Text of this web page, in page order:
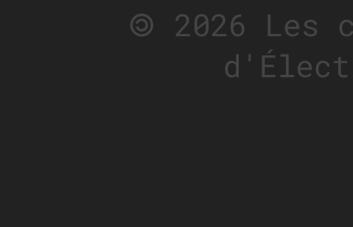
🄯 2026 Les